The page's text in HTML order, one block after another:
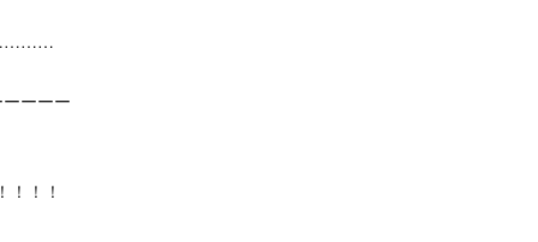
…………
ーー
！！